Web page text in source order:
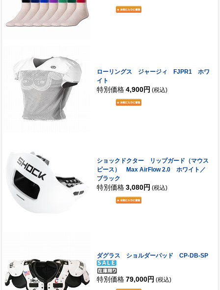
ローリングス ジャージィ FJPR1 ホワ
イト
特別価格 4,900円 (税込)
ショックドクター リップガード（マウス
ピース） Max AirFlow 2.0 ホワイト／
ブラック
特別価格 3,080円 (税込)
ダグラス ショルダーパッド CP-DB-SP
特別価格 79,000円 (税込)